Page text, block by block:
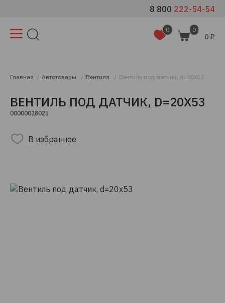
8 800 222-54-54
0 0
0 ₽
Главная Автотовары Вентиля Вентиль под датчик, d=20x53
ВЕНТИЛЬ ПОД ДАТЧИК, D=20X53
00000028025
В избранное